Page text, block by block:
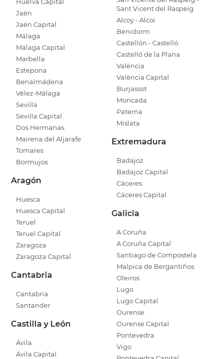
Jaén
Jaén Capital
Málaga
Málaga Capital
Marbella
Estepona
Benalmádena
Vélez-Málaga
Sevilla
Sevilla Capital
Dos Hermanas
Mairena del Aljarafe
Tomares
Bormujos
Aragón
Huesca
Huesca Capital
Teruel
Teruel Capital
Zaragoza
Zaragoza Capital
Cantabria
Cantabria
Santander
Castilla y León
Ávila
Ávila Capital
Sant Vicent del Raspeig
Alcoy - Alcoi
Benidorm
Castellón - Castelló
Castelló de la Plana
València
València Capital
Burjassot
Moncada
Paterna
Mislata
Extremadura
Badajoz
Badajoz Capital
Cáceres
Cáceres Capital
Galicia
A Coruña
A Coruña Capital
Santiago de Compostela
Malpica de Bergantiños
Oleiros
Lugo
Lugo Capital
Ourense
Ourense Capital
Pontevedra
Vigo